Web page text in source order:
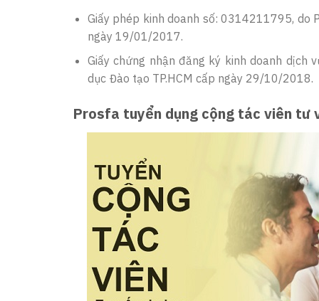
Giấy phép kinh doanh số: 0314211795, do
ngày 19/01/2017.
Giấy chứng nhận đăng ký kinh doanh dịch
dục Đào tạo TP.HCM cấp ngày 29/10/2018.
Prosfa tuyển dụng cộng tác viên tư